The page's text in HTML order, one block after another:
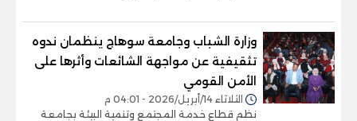
وزارة الشباب وجامعة سوهاج ينظمان ندوه
تثقيفية عن مواجهة الشائعات وأثرها على
الأمن القومي
الثلاثاء 14/أبريل/2026 - 04:01 م
نظم قطاع خدمة المجتمع وتنمية البيئة بجامعة